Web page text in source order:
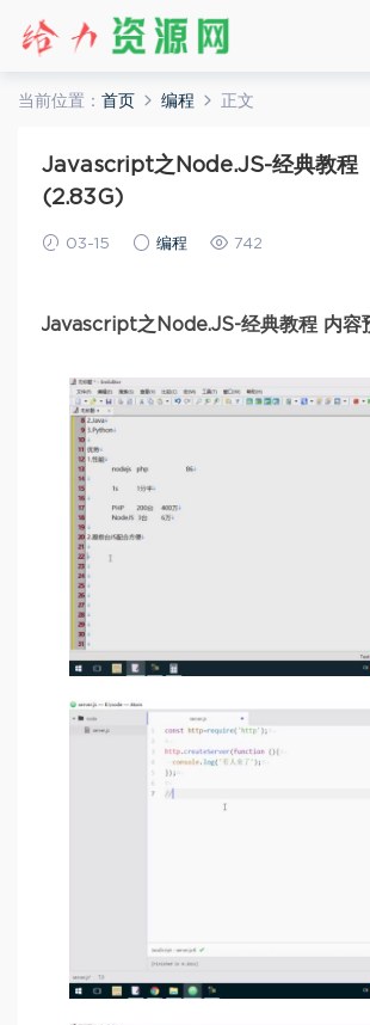
当前位置： 首页 编程 正文
Javascript之Node.JS-经典教程
(2.83G)
03-15 编程 742
Javascript之Node.JS-经典教程 内容